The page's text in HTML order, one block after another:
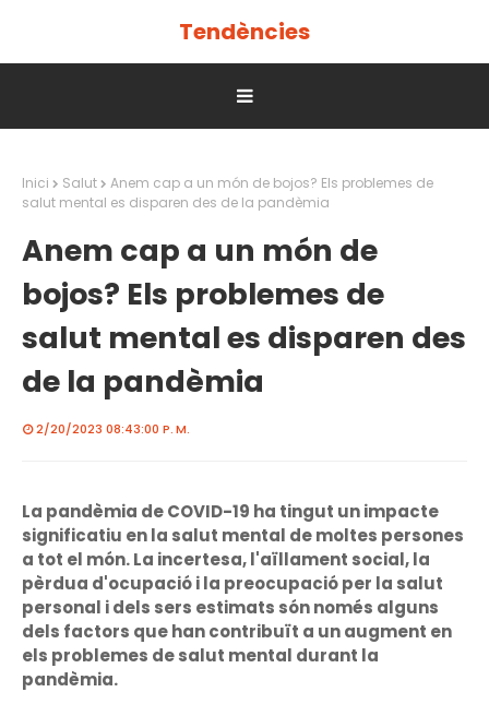
Tendències
Inici Salut
Anem cap a un món de bojos? Els problemes de
salut mental es disparen des de la pandèmia
Anem cap a un món de
bojos? Els problemes de
salut mental es disparen des
de la pandèmia
2/20/2023 08:43:00 P. M.
La pandèmia de COVID-19 ha tingut un impacte
significatiu en la salut mental de moltes persones
a tot el món. La incertesa, l'aïllament social, la
pèrdua d'ocupació i la preocupació per la salut
personal i dels sers estimats són només alguns
dels factors que han contribuït a un augment en
els problemes de salut mental durant la
pandèmia.